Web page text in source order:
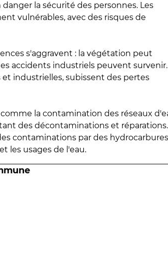
la sécurité des personnes. Les
vulnérables, avec des risques de
s'aggravent : la végétation peut
accidents industriels peuvent survenir.
industrielles, subissent des pertes
la contamination des réseaux
des décontaminations et réparations.
contaminations par des hydrocarbures
les usages de l'eau.